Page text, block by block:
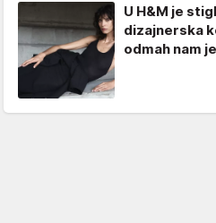
U H&M je
dizajnerska
odmah nam